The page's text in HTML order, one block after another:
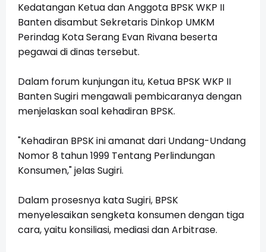
Kedatangan Ketua dan Anggota BPSK WKP II
Banten disambut Sekretaris Dinkop UMKM
Perindag Kota Serang Evan Rivana beserta
pegawai di dinas tersebut.
Dalam forum kunjungan itu, Ketua BPSK WKP II
Banten Sugiri mengawali pembicaranya dengan
menjelaskan soal kehadiran BPSK.
"Kehadiran BPSK ini amanat dari Undang-Undang
Nomor 8 tahun 1999 Tentang Perlindungan
Konsumen," jelas Sugiri.
Dalam prosesnya kata Sugiri, BPSK
menyelesaikan sengketa konsumen dengan tiga
cara, yaitu konsiliasi, mediasi dan Arbitrase.